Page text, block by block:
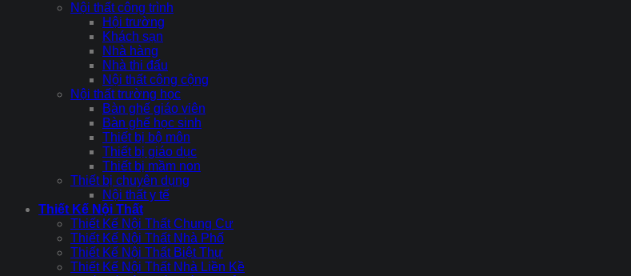
Nội thất công trình
Hội trường
Khách sạn
Nhà hàng
Nhà thi đấu
Nội thất công cộng
Nội thất trường học
Bàn ghế giáo viên
Bàn ghế học sinh
Thiết bị bộ môn
Thiết bị giáo dục
Thiết bị mầm non
Thiết bị chuyên dụng
Nội thất y tế
Thiết Kế Nội Thất
Thiết Kế Nội Thất Chung Cư
Thiết Kế Nội Thất Nhà Phố
Thiết Kế Nội Thất Biệt Thự
Thiết Kế Nội Thất Nhà Liền Kề